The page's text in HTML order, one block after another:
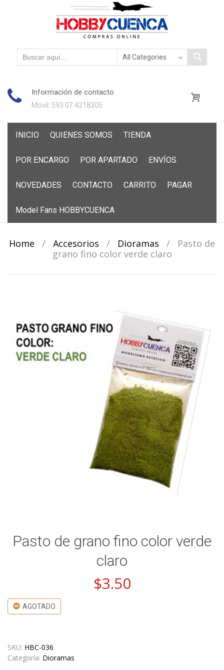
Información de contacto
Móvil: 593 07 4218305
INICIO QUIENES SOMOS TIENDA
POR ENCARGO POR APARTADO ENVÍOS
NOVEDADES CONTACTO CARRITO PAGAR
Model Fans HOBBYCUENCA
Home / Accesorios / Dioramas /
Pasto de
grano fino color verde claro
Pasto de grano fino color verde
claro
$3.50
AGOTADO
SKU: HBC-036
Categoría: Dioramas